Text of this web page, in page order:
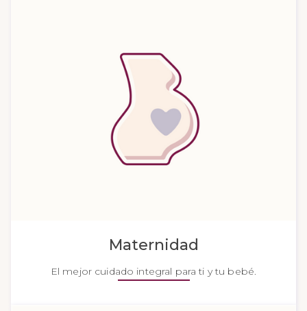
Maternidad
El mejor cuidado integral para ti y tu bebé.